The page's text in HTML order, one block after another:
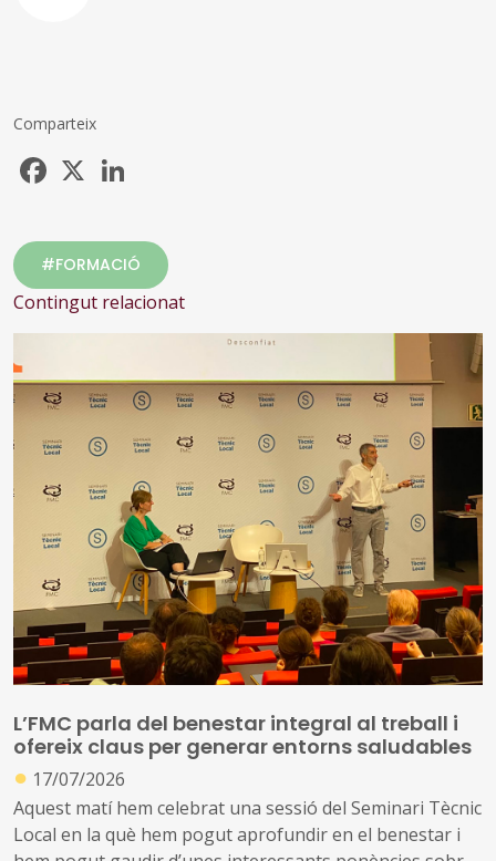
Comparteix
Facebook
#FORMACIÓ
Contingut relacionat
L’FMC parla del benestar integral al treball i
ofereix claus per generar entorns saludables
● 17/07/2026
Aquest matí hem celebrat una sessió del Seminari Tècnic
Local en la què hem pogut aprofundir en el benestar i